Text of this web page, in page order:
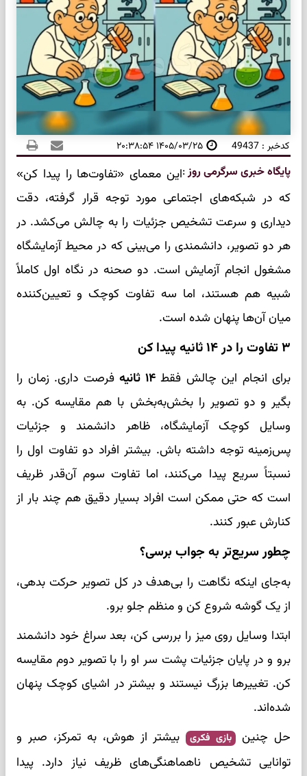
کدخبر : 49437 ۱۴۰۵/۰۳/۲۵ ۲۰:۳۸:۵۴
پایگاه خبری سرگرمی روز:این معمای «تفاوت‌ها را پیدا کن»
که در شبکه‌های اجتماعی مورد توجه قرار گرفته، دقت
دیداری و سرعت تشخیص جزئیات را به چالش می‌کشد. در
هر دو تصویر، دانشمندی را می‌بینی که در محیط آزمایشگاه
مشغول انجام آزمایش است. دو صحنه در نگاه اول کاملاً
شبیه هم هستند، اما سه تفاوت کوچک و تعیین‌کننده
میان آن‌ها پنهان شده است.
۳ تفاوت را در ۱۴ ثانیه پیدا کن
برای انجام این چالش فقط۱۴ ثانیه
فرصت داری. زمان را
بگیر و دو تصویر را بخش‌به‌بخش با هم مقایسه کن. به
وسایل کوچک آزمایشگاه، ظاهر دانشمند و جزئیات
پس‌زمینه توجه داشته باش. بیشتر افراد دو تفاوت اول را
نسبتاً سریع پیدا می‌کنند، اما تفاوت سوم آن‌قدر ظریف
است که حتی ممکن است افراد بسیار دقیق هم چند بار از
کنارش عبور کنند.
چطور سریع‌تر به جواب برسی؟
به‌جای اینکه نگاهت را بی‌هدف در کل تصویر حرکت بدهی،
از یک گوشه شروع کن و منظم جلو برو.
ابتدا وسایل روی میز را بررسی کن، بعد سراغ خود دانشمند
برو و در پایان جزئیات پشت سر او را با تصویر دوم مقایسه
کن. تغییرها بزرگ نیستند و بیشتر در اشیای کوچک پنهان
شده‌اند.
حل چنین
بازی فکری بیشتر از هوش، به تمرکز، صبر و
توانایی تشخیص ناهماهنگی‌های ظریف نیاز دارد. پیدا